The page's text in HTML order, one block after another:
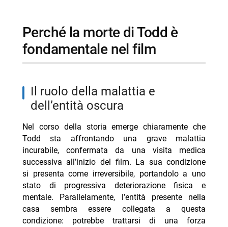
perché la morte di Todd è
fondamentale nel film
il ruolo della malattia e
dell’entità oscura
Nel corso della storia emerge chiaramente che
Todd sta affrontando una grave malattia
incurabile, confermata da una visita medica
successiva all’inizio del film. La sua condizione
si presenta come irreversibile, portandolo a uno
stato di progressiva deteriorazione fisica e
mentale. Parallelamente, l’entità presente nella
casa sembra essere collegata a questa
condizione: potrebbe trattarsi di una forza